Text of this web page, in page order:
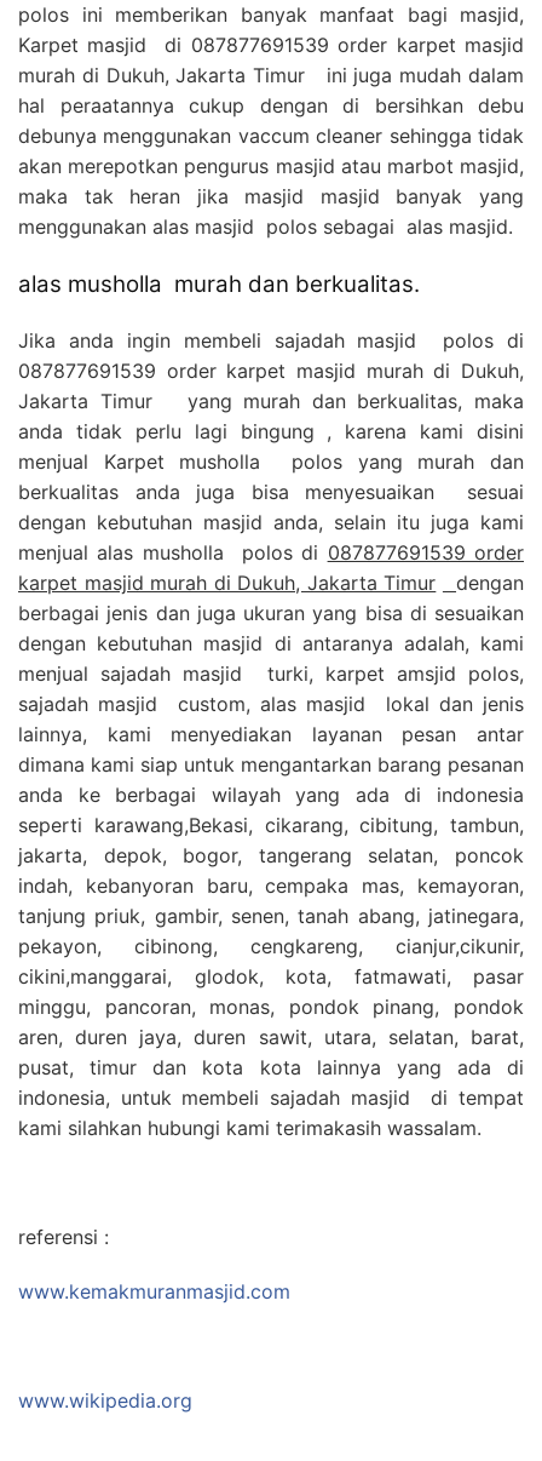
polos ini memberikan banyak manfaat bagi masjid,
Karpet masjid di 087877691539 order karpet masjid
murah di Dukuh, Jakarta Timur ini juga mudah dalam
hal peraatannya cukup dengan di bersihkan debu
debunya menggunakan vaccum cleaner sehingga tidak
akan merepotkan pengurus masjid atau marbot masjid,
maka tak heran jika masjid masjid banyak yang
menggunakan alas masjid polos sebagai alas masjid.
alas musholla murah dan berkualitas.
Jika anda ingin membeli sajadah masjid polos di
087877691539 order karpet masjid murah di Dukuh,
Jakarta Timur yang murah dan berkualitas, maka
anda tidak perlu lagi bingung , karena kami disini
menjual Karpet musholla polos yang murah dan
berkualitas anda juga bisa menyesuaikan sesuai
dengan kebutuhan masjid anda, selain itu juga kami
menjual alas musholla polos di 087877691539 order
karpet masjid murah di Dukuh, Jakarta Timur
dengan
berbagai jenis dan juga ukuran yang bisa di sesuaikan
dengan kebutuhan masjid di antaranya adalah, kami
menjual sajadah masjid turki, karpet amsjid polos,
sajadah masjid custom, alas masjid lokal dan jenis
lainnya, kami menyediakan layanan pesan antar
dimana kami siap untuk mengantarkan barang pesanan
anda ke berbagai wilayah yang ada di indonesia
seperti karawang,Bekasi, cikarang, cibitung, tambun,
jakarta, depok, bogor, tangerang selatan, poncok
indah, kebanyoran baru, cempaka mas, kemayoran,
tanjung priuk, gambir, senen, tanah abang, jatinegara,
pekayon, cibinong, cengkareng, cianjur,cikunir,
cikini,manggarai, glodok, kota, fatmawati, pasar
minggu, pancoran, monas, pondok pinang, pondok
aren, duren jaya, duren sawit, utara, selatan, barat,
pusat, timur dan kota kota lainnya yang ada di
indonesia, untuk membeli sajadah masjid di tempat
kami silahkan hubungi kami terimakasih wassalam.
referensi :
www.kemakmuranmasjid.com
www.wikipedia.org